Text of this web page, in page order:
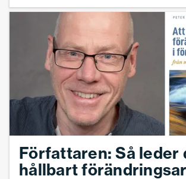
Skolledare välkomnar förslaget –
mot hur det ska finansieras.
Författaren: Så leder
hållbart